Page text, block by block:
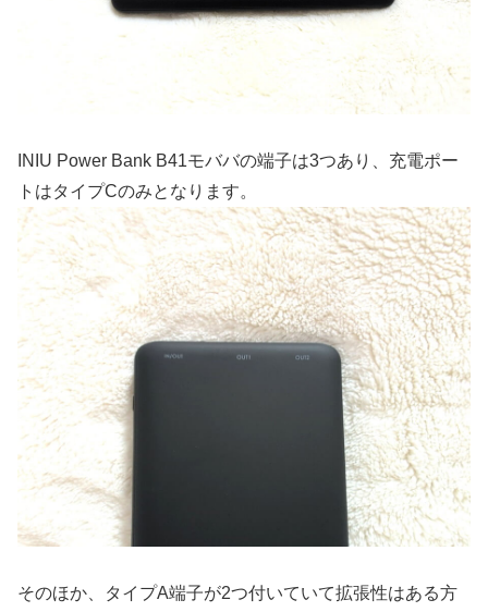
INIU Power Bank B41モババの端子は3つあり、充電ポー
トはタイプCのみとなります。
そのほか、タイプA端子が2つ付いていて拡張性はある方